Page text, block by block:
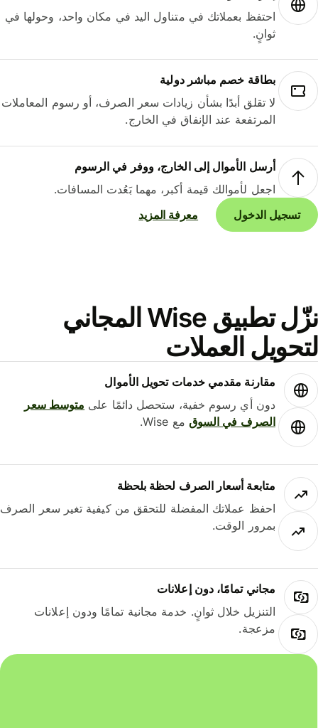
احتفظ بعملاتك في متناول اليد في مكان واحد، وحولها في
ثوانٍ.
بطاقة خصم مباشر دولية
لا تقلق أبدًا بشأن زيادات سعر الصرف، أو رسوم المعاملات
المرتفعة عند الإنفاق في الخارج.
أرسل الأموال إلى الخارج، ووفر في الرسوم
اجعل لأموالك قيمة أكبر، مهما بَعُدت المسافات.
تسجيل الدخول
معرفة المزيد
نزّل تطبيق Wise المجاني
العملات
مقارنة مقدمي خدمات تحويل الأموال
دون أي رسوم خفية، ستحصل دائمًا علىمتوسط ​​سعر
الصرف في السوقمع Wise.
متابعة أسعار الصرف لحظة بلحظة
احفظ عملاتك المفضلة للتحقق من كيفية تغير سعر الصرف
بمرور الوقت.
مجاني تمامًا، دون إعلانات
التنزيل خلال ثوانٍ. خدمة مجانية تمامًا ودون إعلانات
مزعجة.